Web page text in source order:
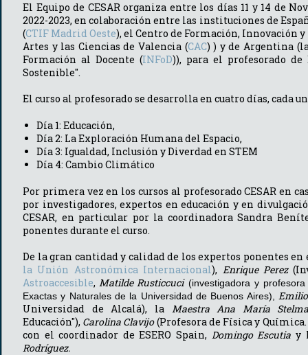
El Equipo de CESAR organiza entre los días 11 y 14 de
2022-2023, en colaboración entre las instituciones de
(CTIF Madrid Oeste), el Centro de Formación, Innovación
Artes y las Ciencias de Valencia (CAC) ) y de Argentina
Formación al Docente (INFoD)), para el profesorado
Sostenible".
El curso al profesorado se desarrolla en cuatro días, cada
Día 1: Educación,
Día 2: La Exploración Humana del Espacio,
Día 3: Igualdad, Inclusión y Diverdad en STEM
Día 4: Cambio Climático
Por primera vez en los cursos al profesorado CESAR en
por investigadores, expertos en educación y en
CESAR, en particular por la coordinadora Sandra
ponentes durante el curso.
De la gran cantidad y calidad de los expertos ponentes
la Unión Astronómica Internacional), Enrique Perez
Astroaccesible,MatildeRusticcuci(investigadora y
Exactas y Naturales de la Universidad de Buenos Aires),
Universidad de Alcalá), la Maestra Ana María
Educación"), Carolina Clavijo(Profesora de Física y
con el coordinador de ESERO Spain, Domingo Escutia y
Rodríguez.